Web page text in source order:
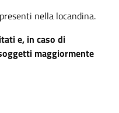
nella locandina.
e, in caso di
maggiormente